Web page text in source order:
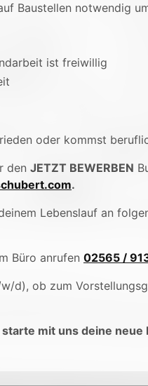
Baustellen notwendig
ist freiwillig
oder kommst
den JETZT BEWERBEN
.
Lebenslauf an
Büro anrufen 02565 /
d), ob zum
mit uns deine